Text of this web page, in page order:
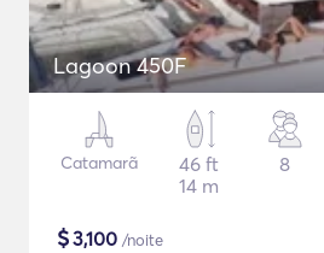
Lagoon 450F
Catamarã
46 ft
14 m
8
$3,100 /noite